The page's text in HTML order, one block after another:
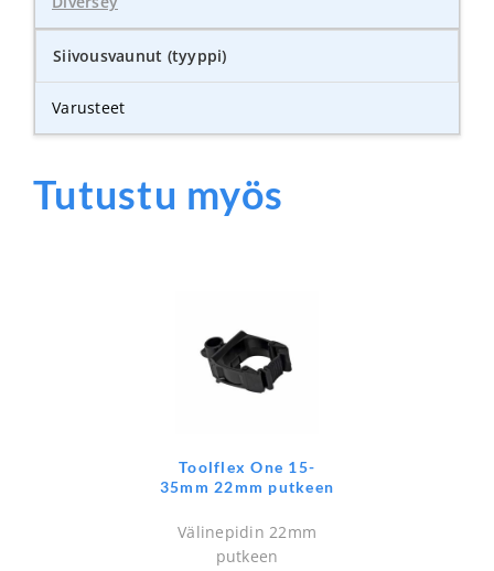
Siivousvaunut (tyyppi)
Varusteet
Tutustu myös
Toolflex One 15-
35mm 22mm putkeen
Välinepidin 22mm
putkeen